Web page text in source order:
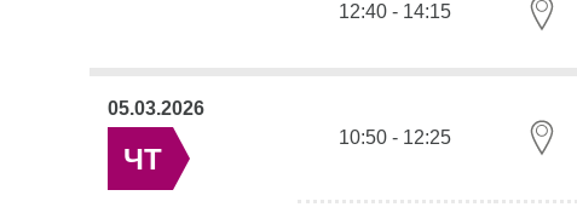
12:40 - 14:15
05.03.2026
ЧТ
10:50 - 12:25